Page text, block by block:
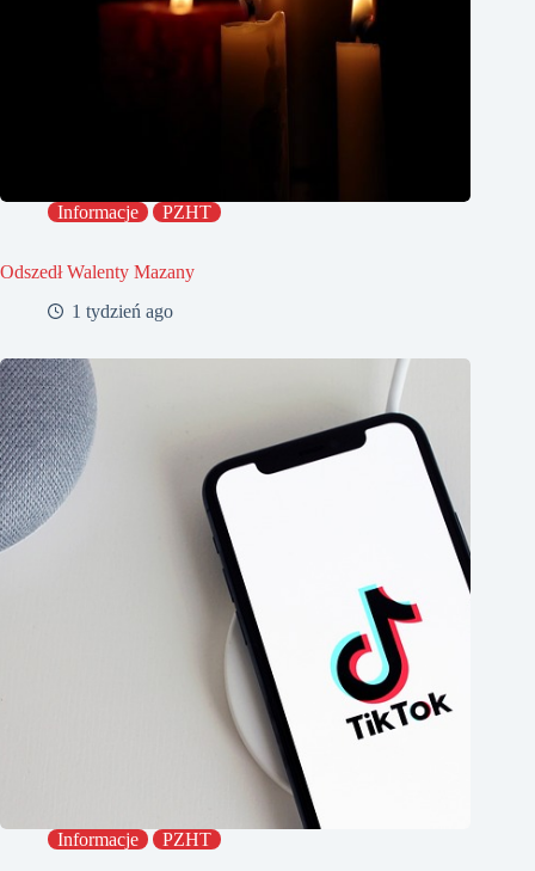
Informacje PZHT
Odszedł Walenty Mazany
1 tydzień ago
Informacje PZHT